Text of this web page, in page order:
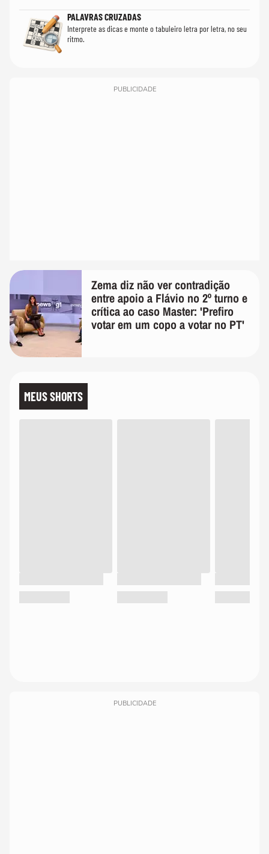
PALAVRAS CRUZADAS
Interprete as dicas e monte o tabuleiro letra por letra, no seu
ritmo.
PUBLICIDADE
Zema diz não ver contradição
entre apoio a Flávio no 2º turno e
crítica ao caso Master: 'Prefiro
votar em um copo a votar no PT'
MEUS SHORTS
PUBLICIDADE